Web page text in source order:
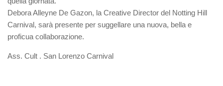
Debora Alleyne De Gazon, la Creative Director del Notting Hill
Carnival, sarà presente per suggellare una nuova, bella e
proficua collaborazione.
Ass. Cult . San Lorenzo Carnival